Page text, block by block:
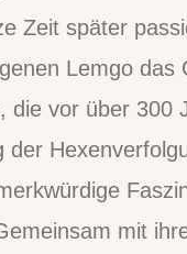
Zeit später
Lemgo das
die vor über 300
der
mit